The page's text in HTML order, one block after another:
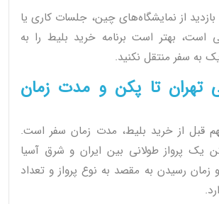
از نمایشگاه‌های چین، جلسات کاری یا
است، بهتر است برنامه خرید بلیط را به
به سفر منتقل نکنید.
تهران تا پکن و مدت زمان
قبل از خرید بلیط، مدت زمان سفر است.
یک پرواز طولانی بین ایران و شرق آسیا
رسیدن به مقصد به نوع پرواز و تعداد